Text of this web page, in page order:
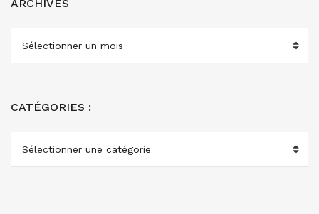
ARCHIVES
CATÉGORIES :